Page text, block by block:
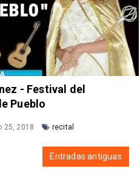
- Festival del
Pueblo
25, 2018 recital
Entradas antiguas